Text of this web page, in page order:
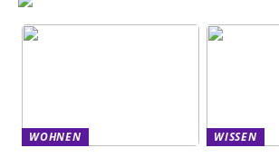
WOHNEN
WISSEN